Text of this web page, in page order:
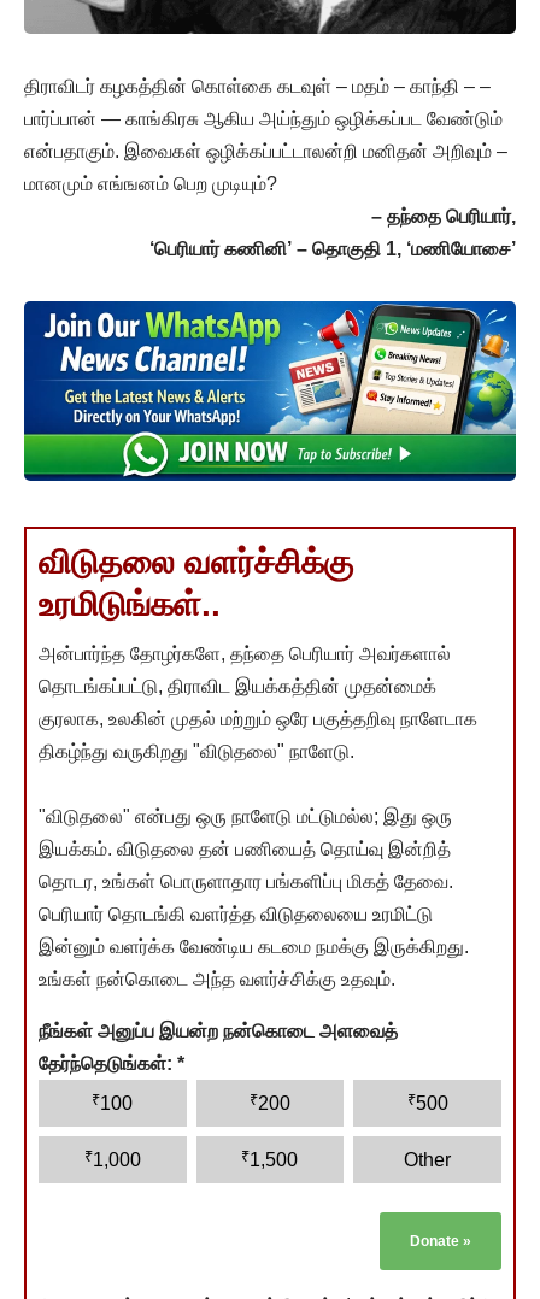
திராவிடர் கழகத்தின் கொள்கை கடவுள் – மதம் – காந்தி – –
பார்ப்பான் — காங்கிரசு ஆகிய அய்ந்தும் ஒழிக்கப்பட வேண்டும்
என்பதாகும். இவைகள் ஒழிக்கப்பட்டாலன்றி மனிதன் அறிவும் –
மானமும் எங்ஙனம் பெற முடியும்?
– தந்தை பெரியார்,
‘பெரியார் கணினி’ – தொகுதி 1, ‘மணியோசை’
விடுதலை வளர்ச்சிக்கு
உரமிடுங்கள்..
அன்பார்ந்த தோழர்களே, தந்தை பெரியார் அவர்களால்
தொடங்கப்பட்டு, திராவிட இயக்கத்தின் முதன்மைக்
குரலாக, உலகின் முதல் மற்றும் ஒரே பகுத்தறிவு நாளேடாக
திகழ்ந்து வருகிறது "விடுதலை" நாளேடு.
"விடுதலை" என்பது ஒரு நாளேடு மட்டுமல்ல; இது ஒரு
இயக்கம். விடுதலை தன் பணியைத் தொய்வு இன்றித்
தொடர, உங்கள் பொருளாதார பங்களிப்பு மிகத் தேவை.
பெரியார் தொடங்கி வளர்த்த விடுதலையை உரமிட்டு
இன்னும் வளர்க்க வேண்டிய கடமை நமக்கு இருக்கிறது.
உங்கள் நன்கொடை அந்த வளர்ச்சிக்கு உதவும்.
நீங்கள் அனுப்ப இயன்ற நன்கொடை அளவைத்
தேர்ந்தெடுங்கள்: *
₹100 ₹200 ₹500
₹1,000 ₹1,500 Other
Donate »